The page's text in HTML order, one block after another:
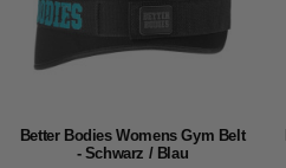
Better Bodies Womens Gym Belt
- Schwarz / Blau